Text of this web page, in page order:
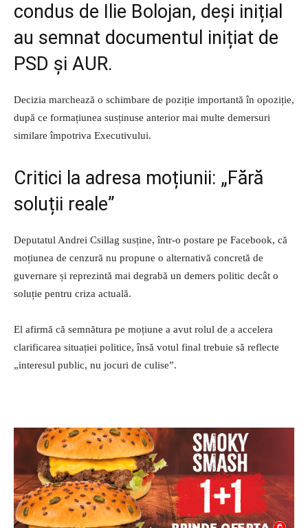
condus de Ilie Bolojan, deși inițial
au semnat documentul inițiat de
PSD și AUR.
Decizia marchează o schimbare de poziție importantă în opoziție,
după ce formațiunea susținuse anterior mai multe demersuri
similare împotriva Executivului.
Critici la adresa moțiunii: „Fără
soluții reale”
Deputatul Andrei Csillag susține, într-o postare pe Facebook, că
moțiunea de cenzură nu propune o alternativă concretă de
guvernare și reprezintă mai degrabă un demers politic decât o
soluție pentru criza actuală.
El afirmă că semnătura pe moțiune a avut rolul de a accelera
clarificarea situației politice, însă votul final trebuie să reflecte
„interesul public, nu jocuri de culise”.